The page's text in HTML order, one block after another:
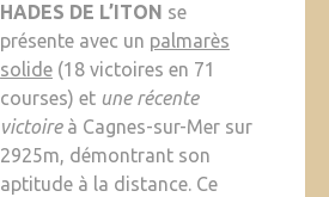
HADES DE L’ITON se
présente avec un palmarès
solide(18 victoires en 71
courses) et une récente
victoireà Cagnes-sur-Mer sur
2925m, démontrant son
aptitude à la distance. Ce